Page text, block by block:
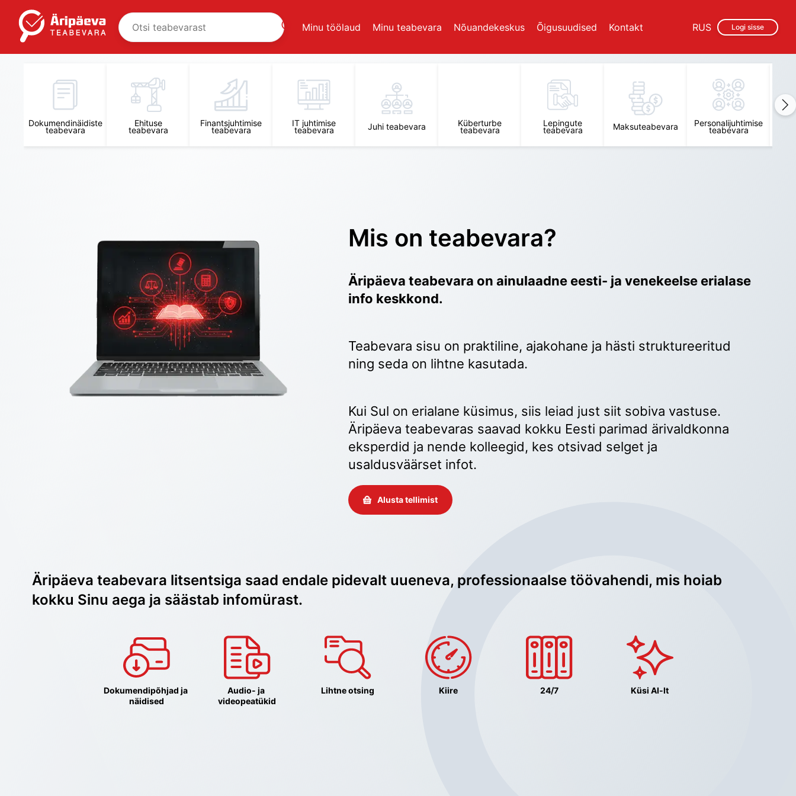
Minu töölaud Minu teabevara Nõuandekeskus Õigusuudised Kontakt Logi sisse
RUS
Dokumendinäidiste
teabevara
Ehituse
teabevara
Finantsjuhtimise
teabevara
IT juhtimise
teabevara Juhi teabevara Küberturbe
teabevara
Lepingute
teabevara Maksuteabevara Personalijuhtimise
teabevara
Mis on teabevara?
Äripäeva teabevara on ainulaadne eesti- ja venekeelse erialase
info keskkond.
Teabevara sisu on praktiline, ajakohane ja hästi struktureeritud
ning seda on lihtne kasutada.
Kui Sul on erialane küsimus, siis leiad just siit sobiva vastuse.
Äripäeva teabevaras saavad kokku Eesti parimad ärivaldkonna
eksperdid ja nende kolleegid, kes otsivad selget ja
usaldusväärset infot.
Alusta tellimist
Äripäeva teabevara litsentsiga saad endale pidevalt uueneva, professionaalse töövahendi, mis hoiab
kokku Sinu aega ja säästab infomürast.
Dokumendipõhjad ja
näidised
Audio- ja
videopeatükid
Lihtne otsing Kiire 24/7 Küsi AI-lt